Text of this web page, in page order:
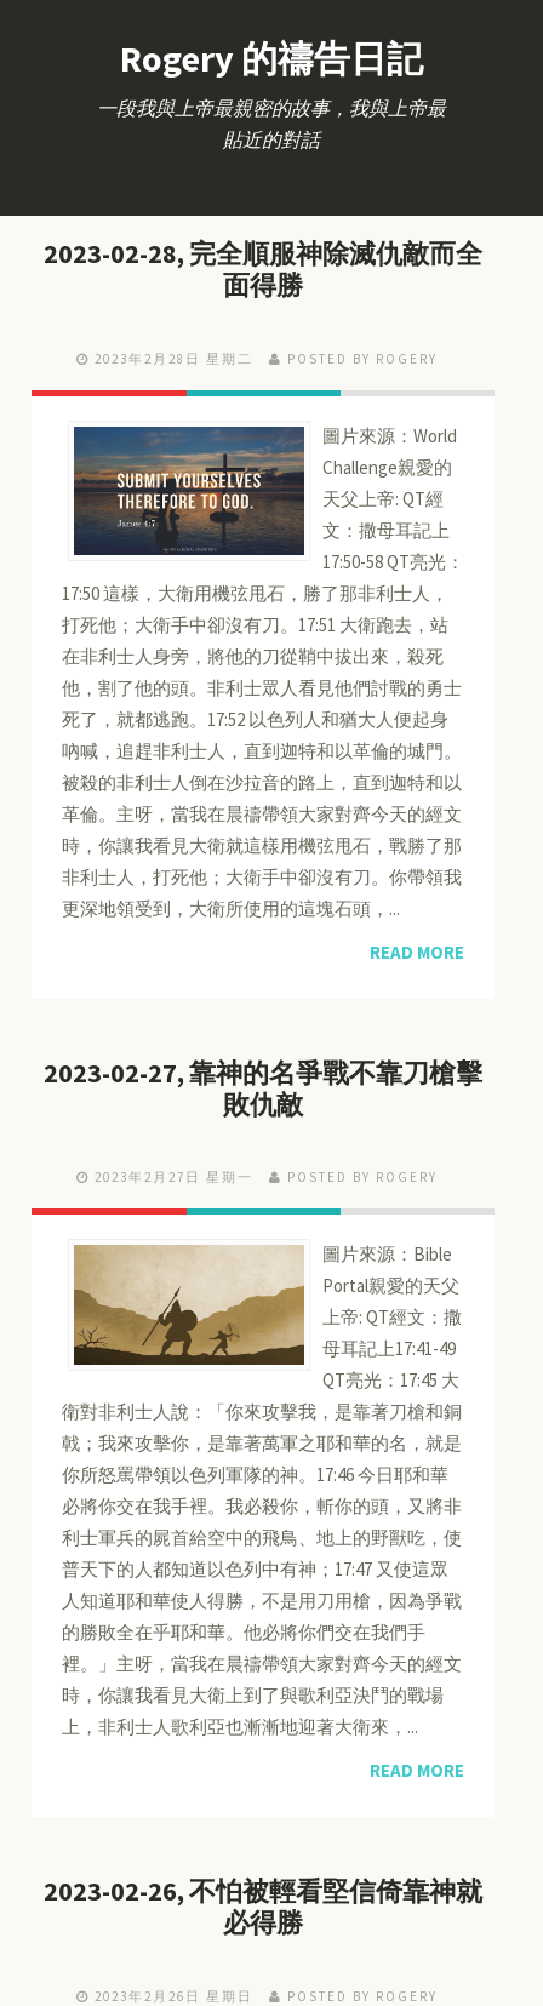
Rogery 的禱告日記
一段我與上帝最親密的故事，我與上帝最
貼近的對話
2023-02-28, 完全順服神除滅仇敵而全
面得勝
2023年2月28日 星期二 POSTED BY ROGERY
圖片來源：World
Challenge親愛的
天父上帝: QT經
文：撒母耳記上
17:50-58 QT亮光：
17:50 這樣，大衛用機弦甩石，勝了那非利士人，
打死他；大衛手中卻沒有刀。17:51 大衛跑去，站
在非利士人身旁，將他的刀從鞘中拔出來，殺死
他，割了他的頭。非利士眾人看見他們討戰的勇士
死了，就都逃跑。17:52 以色列人和猶大人便起身
吶喊，追趕非利士人，直到迦特和以革倫的城門。
被殺的非利士人倒在沙拉音的路上，直到迦特和以
革倫。主呀，當我在晨禱帶領大家對齊今天的經文
時，你讓我看見大衛就這樣用機弦甩石，戰勝了那
非利士人，打死他；大衛手中卻沒有刀。你帶領我
更深地領受到，大衛所使用的這塊石頭，...
READ MORE
2023-02-27, 靠神的名爭戰不靠刀槍擊
敗仇敵
2023年2月27日 星期一 POSTED BY ROGERY
圖片來源：Bible
Portal親愛的天父
上帝: QT經文：撒
母耳記上17:41-49
QT亮光：17:45 大
衛對非利士人說：「你來攻擊我，是靠著刀槍和銅
戟；我來攻擊你，是靠著萬軍之耶和華的名，就是
你所怒罵帶領以色列軍隊的神。17:46 今日耶和華
必將你交在我手裡。我必殺你，斬你的頭，又將非
利士軍兵的屍首給空中的飛鳥、地上的野獸吃，使
普天下的人都知道以色列中有神；17:47 又使這眾
人知道耶和華使人得勝，不是用刀用槍，因為爭戰
的勝敗全在乎耶和華。他必將你們交在我們手
裡。」主呀，當我在晨禱帶領大家對齊今天的經文
時，你讓我看見大衛上到了與歌利亞決鬥的戰場
上，非利士人歌利亞也漸漸地迎著大衛來，...
READ MORE
2023-02-26, 不怕被輕看堅信倚靠神就
必得勝
2023年2月26日 星期日 POSTED BY ROGERY